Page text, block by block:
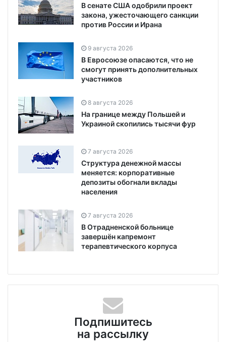
В сенате США одобрили проект
закона, ужесточающего санкции
против России и Ирана
9 августа 2026
В Евросоюзе опасаются, что не
смогут принять дополнительных
участников
8 августа 2026
На границе между Польшей и
Украиной скопились тысячи фур
7 августа 2026
Структура денежной массы
меняется: корпоративные
депозиты обогнали вклады
населения
7 августа 2026
В Отрадненской больнице
завершён капремонт
терапевтического корпуса
Подпишитесь
на рассылку